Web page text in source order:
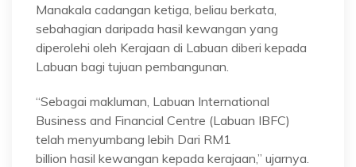
Manakala cadangan ketiga, beliau berkata,
sebahagian daripada hasil kewangan yang
diperolehi oleh Kerajaan di Labuan diberi kepada
Labuan bagi tujuan pembangunan.
“Sebagai makluman, Labuan International
Business and Financial Centre (Labuan IBFC)
telah menyumbang lebih Dari RM1
billion hasil kewangan kepada kerajaan,” ujarnya.